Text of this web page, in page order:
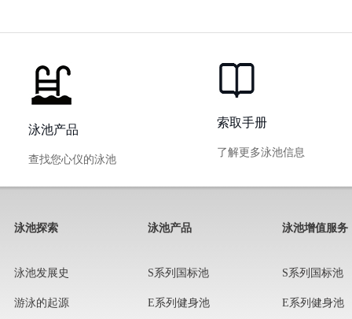
泳池产品
查找您心仪的泳池
索取手册
了解更多泳池信息
泳池探索
泳池发展史
游泳的起源
泳池产品
S系列国标池
E系列健身池
泳池增值服务
S系列国标池
E系列健身池